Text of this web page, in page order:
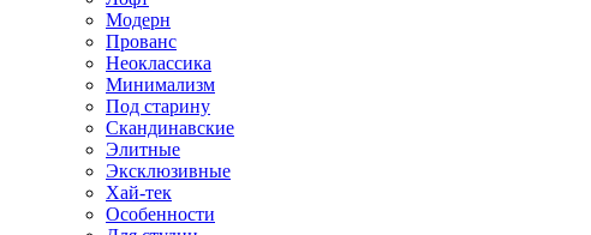
Модерн
Прованс
Неоклассика
Минимализм
Под старину
Скандинавские
Элитные
Эксклюзивные
Хай-тек
Особенности